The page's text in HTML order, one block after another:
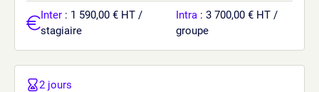
Inter : 1 590,00 € HT /
stagiaire
Intra : 3 700,00 € HT /
groupe
2 jours